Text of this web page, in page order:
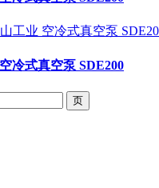
冷式真空泵 SDE200